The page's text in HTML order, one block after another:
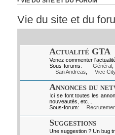
Vie du site et du
Actualité GTA
Venez commenter
Sous-forums:
Général
San Andreas, Vice
Annonces du
Ici se font toutes les
nouveautés, etc...
Sous-forum:
Suggestions
Une suggestion ? Un bug